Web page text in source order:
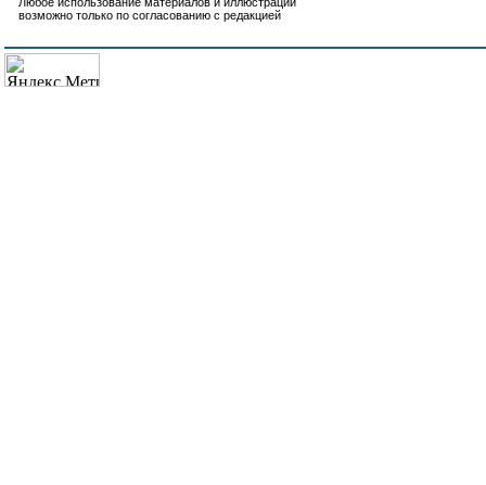
возможно только по согласованию с редакцией